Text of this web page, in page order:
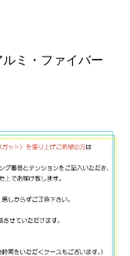
ミ・ファイバー